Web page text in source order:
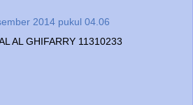
2014 pukul 04.06
AL GHIFARRY 11310233